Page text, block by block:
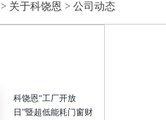
> 关于科饶恩 > 公司动态
科饶恩“工厂开放
日”暨超低能耗门窗财